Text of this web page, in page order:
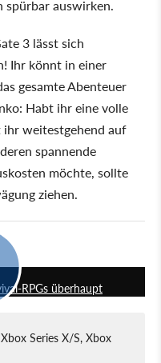
spürbar auswirken.
3 lässt sich
Ihr könnt in einer
gesamte Abenteuer
Habt ihr eine volle
weitestgehend auf
spannende
möchte, sollte
ziehen.
RPGs überhaupt
Xbox Series X/S, Xbox